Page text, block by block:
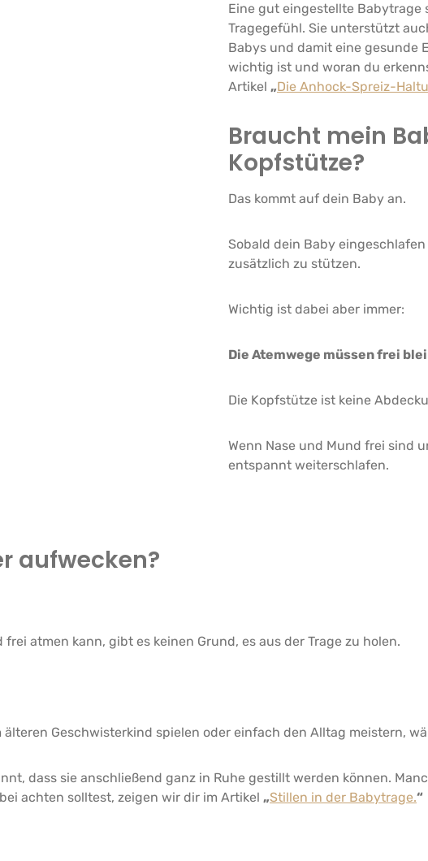
Eine gut eingestellte
Tragegefühl. Sie unterstützt
Babys und damit eine gesunde
wichtig ist und woran du
Artikel „Die Anhock-Spreiz-
Braucht mein
Kopfstütze?
Das kommt auf dein Baby an.
Sobald dein Baby
zusätzlich zu stützen.
Wichtig ist dabei aber immer:
Die Atemwege müssen frei
Die Kopfstütze ist keine
Wenn Nase und Mund frei sind
entspannt weiterschlafen.
aufwecken?
atmen kann, gibt es keinen Grund, es aus der Trage zu holen.
Geschwisterkind spielen oder einfach den Alltag meistern,
dass sie anschließend ganz in Ruhe gestillt werden können.
achten solltest, zeigen wir dir im Artikel „Stillen in der Babytrage.“